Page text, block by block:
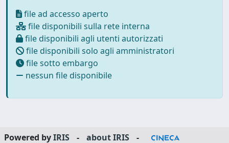
file ad accesso aperto
file disponibili sulla rete interna
file disponibili agli utenti autorizzati
file disponibili solo agli amministratori
file sotto embargo
nessun file disponibile
Powered byIRIS - about IRIS -